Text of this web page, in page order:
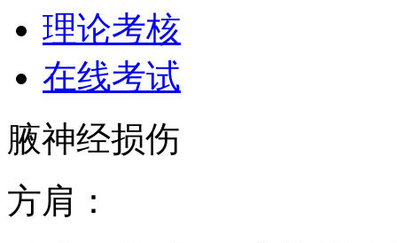
理论考核
在线考试
腋神经损伤
方肩：